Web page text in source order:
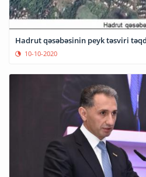
Hadrut qəsəbəsinin peyk təsviri
10-10-2020